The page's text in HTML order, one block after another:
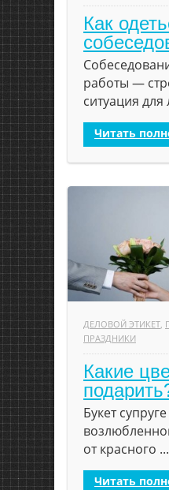
Как
работы —
ситуация
Читать
ДЕЛОВОЙ ЭТИКЕТ,
ПРАЗДНИКИ
Какие
Букет
от красного ...
Читать